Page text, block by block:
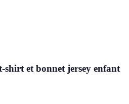
shirt et bonnet jersey enfant